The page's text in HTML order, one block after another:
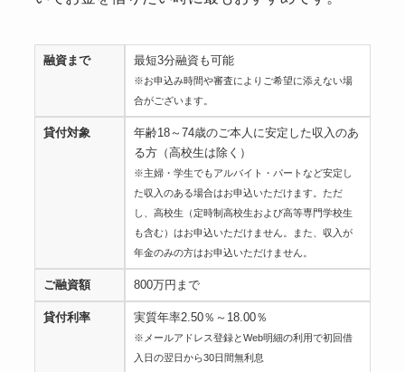
融資まで 最短3分融資も可能
※お申込み時間や審査によりご希望に添えない場
合がございます。
貸付対象
年齢18～74歳のご本人に安定した収入のあ
る方（高校生は除く）
※主婦・学生でもアルバイト・パートなど安定し
た収入のある場合はお申込いただけます。ただ
し、高校生（定時制高校生および高等専門学校生
も含む）はお申込いただけません。また、収入が
年金のみの方はお申込いただけません。
ご融資額 800万円まで
貸付利率 実質年率2.50％～18.00％
※メールアドレス登録とWeb明細の利用で初回借
入日の翌日から30日間無利息